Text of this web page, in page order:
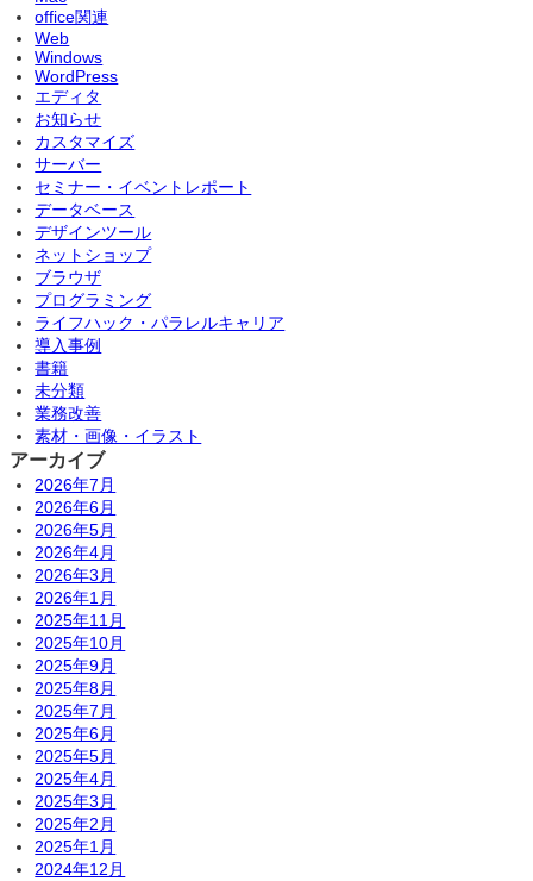
office関連
Web
Windows
WordPress
エディタ
お知らせ
カスタマイズ
サーバー
セミナー・イベントレポート
データベース
デザインツール
ネットショップ
ブラウザ
プログラミング
ライフハック・パラレルキャリア
導入事例
書籍
未分類
業務改善
素材・画像・イラスト
アーカイブ
2026年7月
2026年6月
2026年5月
2026年4月
2026年3月
2026年1月
2025年11月
2025年10月
2025年9月
2025年8月
2025年7月
2025年6月
2025年5月
2025年4月
2025年3月
2025年2月
2025年1月
2024年12月